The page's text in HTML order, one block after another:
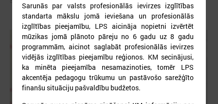
Sarunās par valsts profesionālās ievirzes izglītības
standarta mākslu jomā ieviešana un profesionālās
izglītības pieejamību, LPS aicināja nopietni izvērtēt
mūzikas jomā plānoto pāreju no 6 gadu uz 8 gadu
programmām, aicinot saglabāt profesionālās ievirzes
vidējās izglītības pieejamību reģionos. KM secinājusi,
ka minēta pieejamība nesamazinoties, tomēr LPS
akcentēja pedagogu trūkumu un pastāvošo sarežģīto
finanšu situāciju pašvaldību budžetos.